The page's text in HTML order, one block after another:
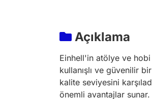
Açıklama
Einhell'in atölye ve hobi
kullanışlı ve güvenilir
kalite seviyesini
önemli avantajlar sunar.